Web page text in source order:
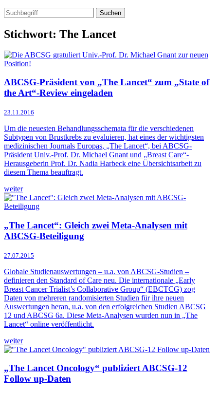
Stichwort: The Lancet
ABCSG-Präsident von „The Lancet“ zum „State of
the Art“-Review eingeladen
23.11.2016
Um die neuesten Behandlungsschemata für die verschiedenen
Subtypen von Brustkrebs zu evaluieren, hat eines der wichtigsten
medizinischen Journals Europas, „The Lancet“, bei ABCSG-
Präsident Univ.-Prof. Dr. Michael Gnant und „Breast Care“-
Herausgeberin Prof. Dr. Nadia Harbeck eine Übersichtsarbeit zu
diesem Thema beauftragt.
weiter
„The Lancet“: Gleich zwei Meta-Analysen mit
ABCSG-Beteiligung
27.07.2015
Globale Studienauswertungen – u.a. von ABCSG-Studien –
definieren den Standard of Care neu. Die internationale „Early
Breast Cancer Trialist’s Collaborative Group“ (EBCTCG) zog
Daten von mehreren randomisierten Studien für ihre neuen
Auswertungen heran, u.a. von den erfolgreichen Studien ABCSG
12 und ABCSG 6a. Diese Meta-Analysen wurden nun in „The
Lancet“ online veröffentlicht.
weiter
„The Lancet Oncology“ publiziert ABCSG-12
Follow up-Daten